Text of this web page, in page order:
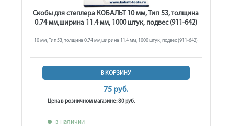
Скобы для степлера КОБАЛЬТ 10 мм, Тип 53, толщина
0.74 мм,ширина 11.4 мм, 1000 штук, подвес (911-642)
10 мм, Тип 53, толщина 0.74 мм,ширина 11.4 мм, 1000 штук, подвес (911-642)
В КОРЗИНУ
75 руб.
Цена в розничном магазине: 80 руб.
в наличии